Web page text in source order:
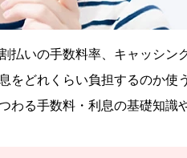
払いの手数料率、キャッシン
をどれくらい負担するのか使
わる手数料・利息の基礎知識